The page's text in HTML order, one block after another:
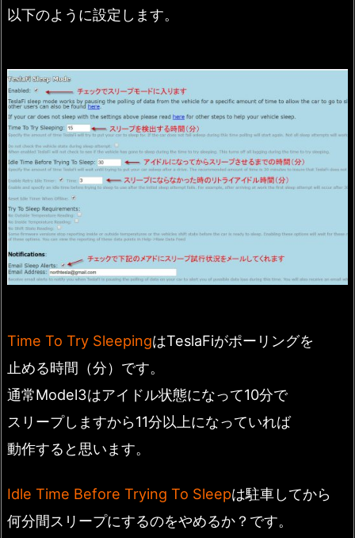
以下のように設定します。
Time To Try SleepingはTeslaFiがポーリングを
止める時間（分）です。
通常Model3はアイドル状態になって10分で
スリープしますから11分以上になっていれば
動作すると思います。
Idle Time Before Trying To Sleepは駐車してから
何分間スリープにするのをやめるか？です。